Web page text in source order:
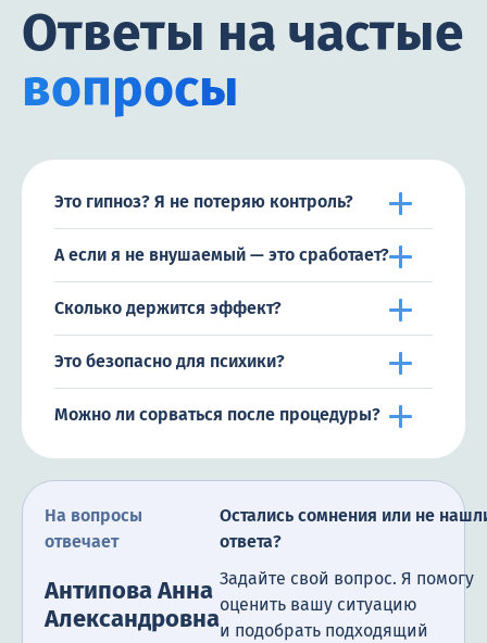
Ответы на частые
вопросы
Это гипноз? Я не потеряю контроль?
А если я не внушаемый — это сработает?
Сколько держится эффект?
Это безопасно для психики?
Можно ли сорваться после процедуры?
На вопросы
отвечает
Антипова Анна
Александровна
Остались сомнения или не
ответа?
Задайте свой вопрос. Я помогу
оценить вашу ситуацию
и подобрать подходящий